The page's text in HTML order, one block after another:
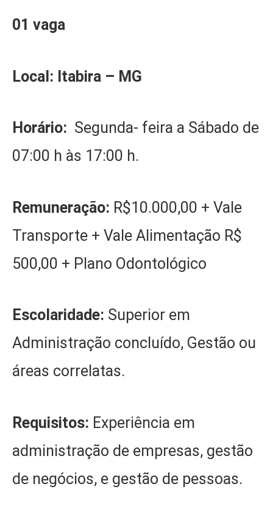
01 vaga
Local: Itabira – MG
Horário: Segunda- feira a Sábado de
07:00 h às 17:00 h.
Remuneração: R$10.000,00 + Vale
Transporte + Vale Alimentação R$
500,00 + Plano Odontológico
Escolaridade: Superior em
Administração concluído, Gestão ou
áreas correlatas.
Requisitos: Experiência em
administração de empresas, gestão
de negócios, e gestão de pessoas.